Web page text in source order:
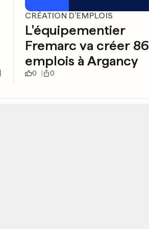
CRÉATION D'EMPLOIS
L'équipementier
Fremarc va créer 86
emplois à Argancy
0 0